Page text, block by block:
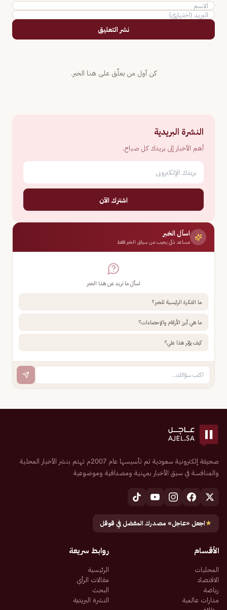
نشر التعليق
كن أول من يعلّق على هذا الخبر.
النشرة البريدية
أهم الأخبار إلى بريدك كل صباح.
اشترك الآن
اسأل الخبر
مساعد ذكي يجيب من سياق الخبر فقط
اسأل ما تريد عن هذا الخبر
ما الفكرة الرئيسية للخبر؟
ما هي أبرز الأرقام والإحصاءات؟
كيف يؤثر هذا علي؟
صحيفة إلكترونية سعودية تم تأسيسها عام 2007م تهتم بنشر الأخبار المحلية
والمنافسة في سبق الأخبار بمهنية ومصداقية وموضوعية
★اجعل «عاجل» مصدرك المفضل في قوقل
الأقسام
المحليات
الاقتصاد
رياضة
مدارات عالمية
روابط سريعة
الرئيسية
مقالات الرأي
البحث
النشرة البريدية